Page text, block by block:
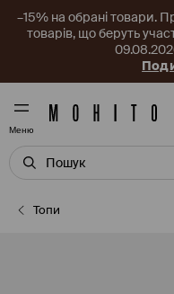
–15% на обрані товари.
товарів, що беруть
Меню
Топи